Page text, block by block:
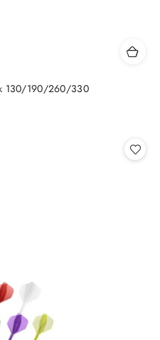
130/190/260/330